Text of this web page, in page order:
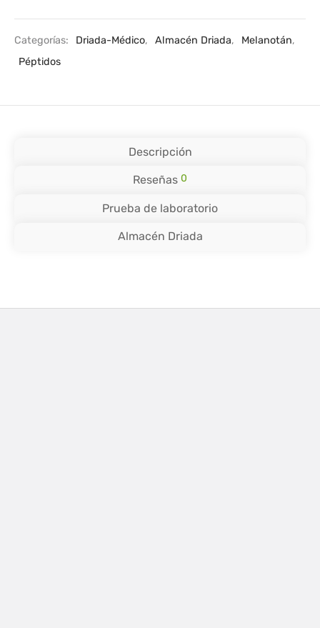
Categorías: Driada-Médico, Almacén Driada, Melanotán,
Péptidos
Descripción
Reseñas 0
Prueba de laboratorio
Almacén Driada